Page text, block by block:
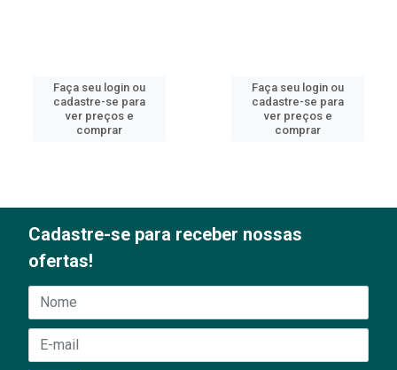
Faça seu login ou
cadastre-se para
ver preços e
comprar
Faça seu login ou
cadastre-se para
ver preços e
comprar
Cadastre-se para receber nossas
ofertas!